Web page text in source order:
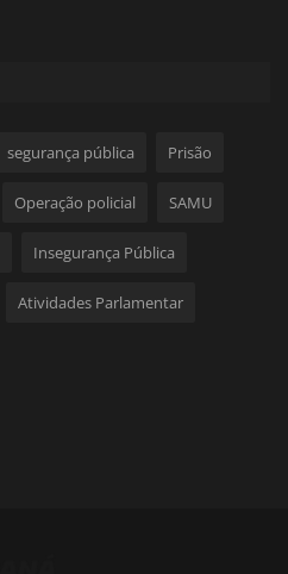
segurança pública Prisão
Operação policial SAMU
Insegurança Pública
Atividades Parlamentar